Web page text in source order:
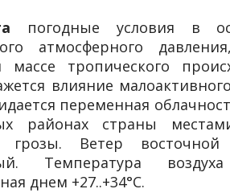
погодные условия в
атмосферного
массе тропического
влияние
переменная
районах страны
грозы. Ветер
Температура
днем +27..+34°С.